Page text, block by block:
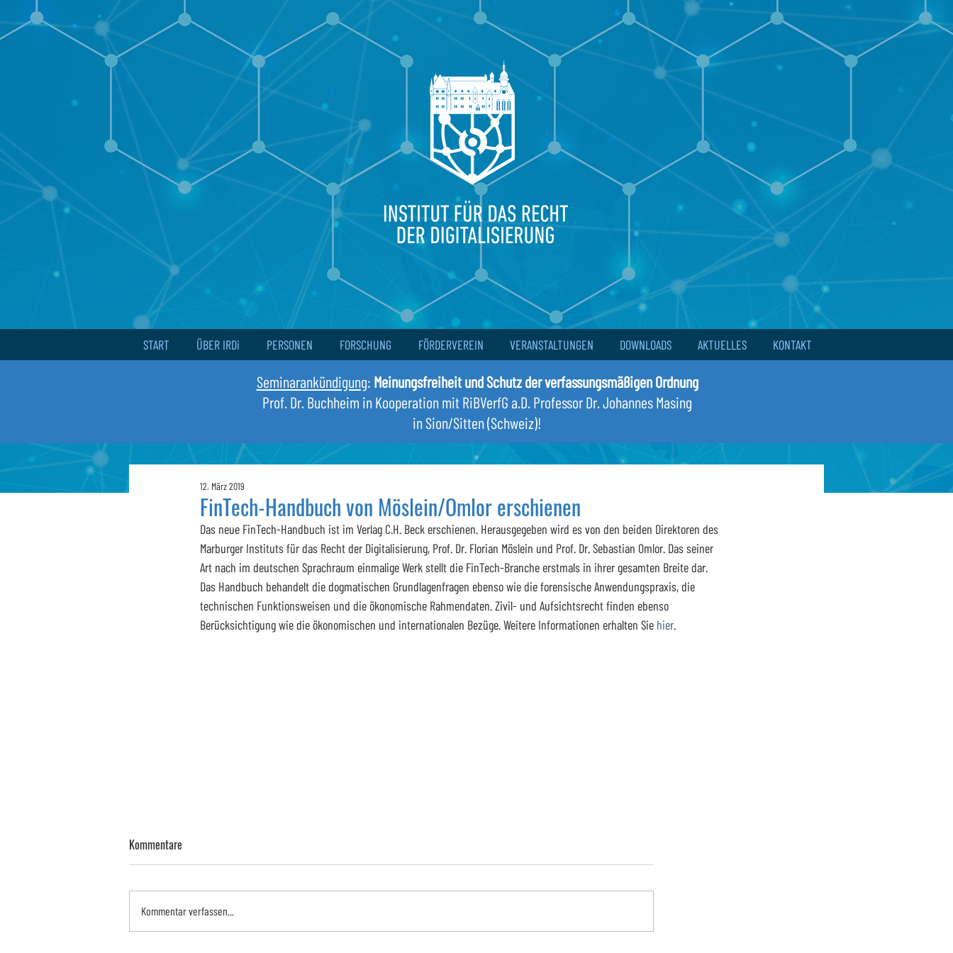
START ÜBER IRDi PERSONEN FORSCHUNG FÖRDERVEREIN VERANSTALTUNGEN DOWNLOADS AKTUELLES KONTAKT
Seminarankündigung: Meinungsfreiheit und Schutz der verfassungsmäßigen Ordnung
Prof. Dr. Buchheim in Kooperation mit RiBVerfG a.D. Professor Dr. Johannes Masing
in Sion/Sitten (Schweiz)!
FinTech-Handbuch von Möslein/Omlor erschienen
12. März 2019
Das neue FinTech-Handbuch ist im Verlag C.H. Beck erschienen. Herausgegeben wird es von den beiden Direktoren des
Marburger Instituts für das Recht der Digitalisierung, Prof. Dr. Florian Möslein und Prof. Dr. Sebastian Omlor. Das seiner
Art nach im deutschen Sprachraum einmalige Werk stellt die FinTech-Branche erstmals in ihrer gesamten Breite dar.
Das Handbuch behandelt die dogmatischen Grundlagenfragen ebenso wie die forensische Anwendungspraxis, die
technischen Funktionsweisen und die ökonomische Rahmendaten. Zivil- und Aufsichtsrecht finden ebenso
Berücksichtigung wie die ökonomischen und internationalen Bezüge. Weitere Informationen erhalten Sie hier.
Kommentare
Kommentar verfassen...